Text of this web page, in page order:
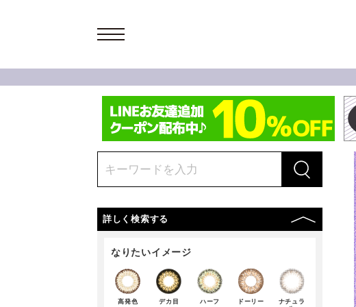
詳しく検索する
なりたいイメージ
高発色 デカ目 ハーフ ドーリー
ナチュラ